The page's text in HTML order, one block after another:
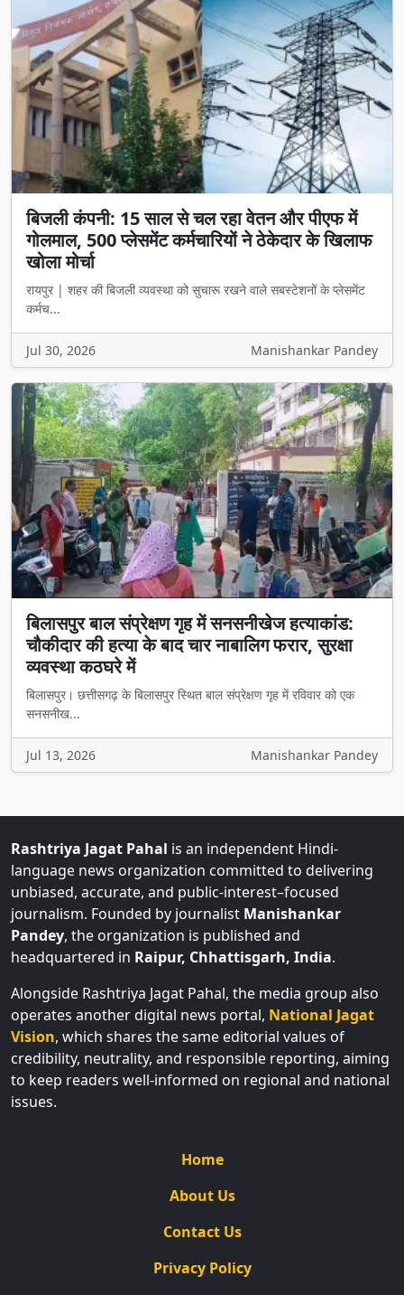
बिजली कंपनी: 15 साल से चल रहा वेतन और पीएफ में
गोलमाल, 500 प्लेसमेंट कर्मचारियों ने ठेकेदार के खिलाफ
खोला मोर्चा
रायपुर | शहर की बिजली व्यवस्था को सुचारू रखने वाले सबस्टेशनों के प्लेसमेंट
कर्मच...
Jul 30, 2026 Manishankar Pandey
बिलासपुर बाल संप्रेक्षण गृह में सनसनीखेज हत्याकांड:
चौकीदार की हत्या के बाद चार नाबालिग फरार, सुरक्षा
व्यवस्था कठघरे में
बिलासपुर। छत्तीसगढ़ के बिलासपुर स्थित बाल संप्रेक्षण गृह में रविवार को एक
सनसनीख...
Jul 13, 2026 Manishankar Pandey
Rashtriya Jagat Pahal is an independent Hindi-
language news organization committed to delivering
unbiased, accurate, and public-interest–focused
journalism. Founded by journalist Manishankar
Pandey, the organization is published and
headquartered in Raipur, Chhattisgarh, India.
Alongside Rashtriya Jagat Pahal, the media group also
operates another digital news portal, National Jagat
Vision, which shares the same editorial values of
credibility, neutrality, and responsible reporting, aiming
to keep readers well-informed on regional and national
issues.
Home
About Us
Contact Us
Privacy Policy